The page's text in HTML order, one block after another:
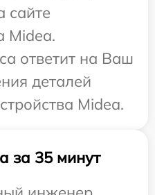
сайте
Midea.
ответит на Ваш
деталей
Midea.
за 35 минут